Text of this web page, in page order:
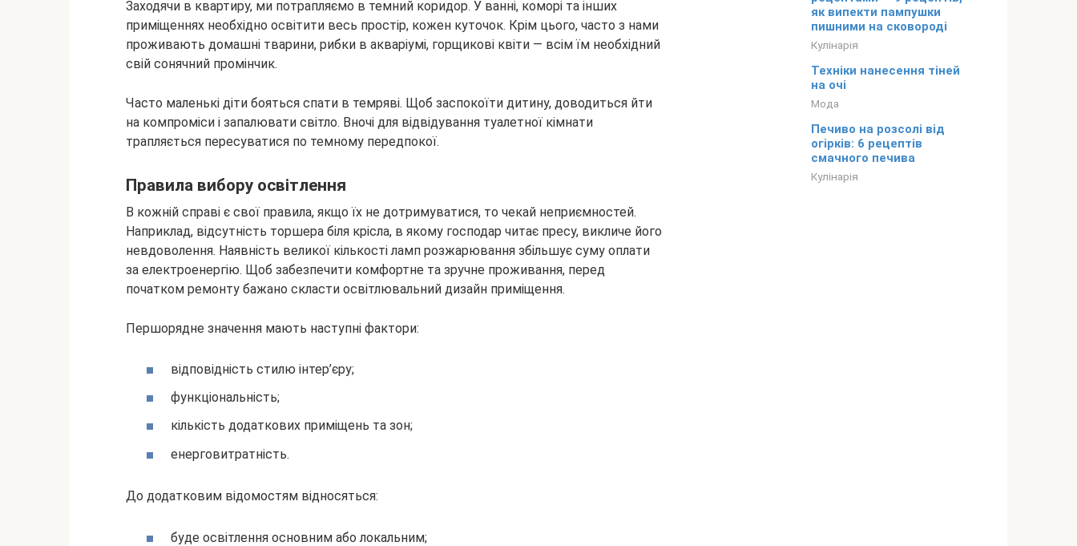
Заходячи в квартиру, ми потрапляємо в темний коридор. У ванні, коморі та інших
приміщеннях необхідно освітити весь простір, кожен куточок. Крім цього, часто з нами
проживають домашні тварини, рибки в акваріумі, горщикові квіти — всім їм необхідний
свій сонячний промінчик.
Часто маленькі діти бояться спати в темряві. Щоб заспокоїти дитину, доводиться йти
на компроміси і запалювати світло. Вночі для відвідування туалетної кімнати
трапляється пересуватися по темному передпокої.
Правила вибору освітлення
В кожній справі є свої правила, якщо їх не дотримуватися, то чекай неприємностей.
Наприклад, відсутність торшера біля крісла, в якому господар читає пресу, викличе його
невдоволення. Наявність великої кількості ламп розжарювання збільшує суму оплати
за електроенергію. Щоб забезпечити комфортне та зручне проживання, перед
початком ремонту бажано скласти освітлювальний дизайн приміщення.
Першорядне значення мають наступні фактори:
відповідність стилю інтер’єру;
функціональність;
кількість додаткових приміщень та зон;
енерговитратність.
До додатковим відомостям відносяться:
буде освітлення основним або локальним;
як випекти пампушки
пишними на сковороді
Кулінарія
Техніки нанесення тіней
на очі
Мода
Печиво на розсолі від
огірків: 6 рецептів
смачного печива
Кулінарія